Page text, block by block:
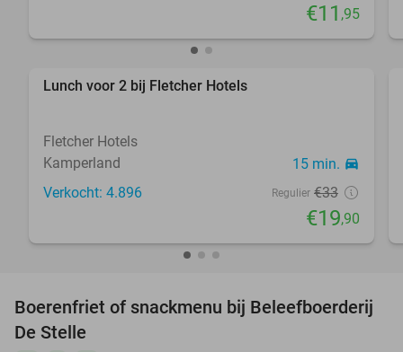
€11 ,95
Lunch voor 2 bij Fletcher Hotels
Fletcher Hotels
Kamperland
15 min. directions_car
Verkocht: 4.896 Regulier €33
€19,90
40%
Boerenfriet of snackmenu bij Beleefboerderij
De Stelle